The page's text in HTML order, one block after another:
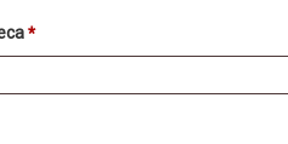
*Задолжително